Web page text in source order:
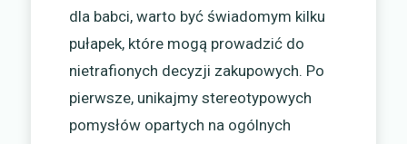
dla babci, warto być świadomym kilku
pułapek, które mogą prowadzić do
nietrafionych decyzji zakupowych. Po
pierwsze, unikajmy stereotypowych
pomysłów opartych na ogólnych